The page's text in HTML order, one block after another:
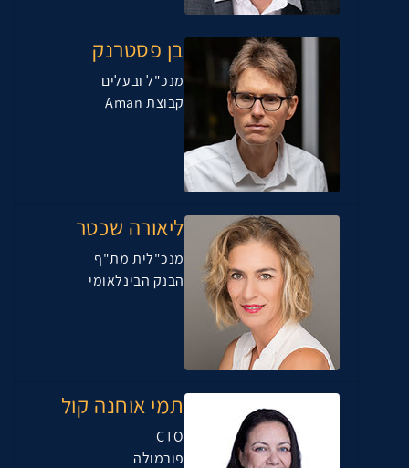
בן פסטרנק
מנכ"ל ובעלים
קבוצת Aman
ליאורה שכטר
מנכ"לית מת"ף
הבנק הבינלאומי
תמי אוחנה קול
CTO
פורמולה